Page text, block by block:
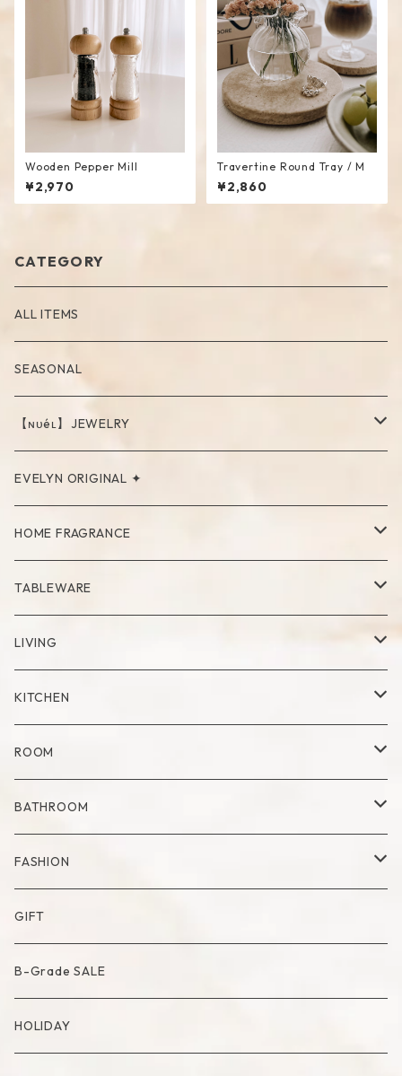
Wooden Pepper Mill
¥2,970
Travertine Round Tray / M
¥2,860
CATEGORY
ALL ITEMS
SEASONAL
【ɴᴜéʟ】JEWELRY
PIERCE
NECKLACE
RING
EVELYN ORIGINAL ✦
HOME FRAGRANCE
Palo Santo
TABLEWARE
Cup
Mug
Glass
Plate
Set
Milk Pitcher
Bowl
Cutlery
Compote・Cake Stand
Placemat
LIVING
Vase
Dry Flower Vase
Tray
Fabric Poster
Artificial Flower
Artificial Bouquet
Candle
Candle Accessory
Basket
KITCHEN
Kitchen Tool
Tea Pot
ROOM
Blanket
Accessory Case
Lamp
Object
Mirror
BATHROOM
Towel
Mat
FASHION
Bag
Socks
GIFT
B-Grade SALE
HOLIDAY